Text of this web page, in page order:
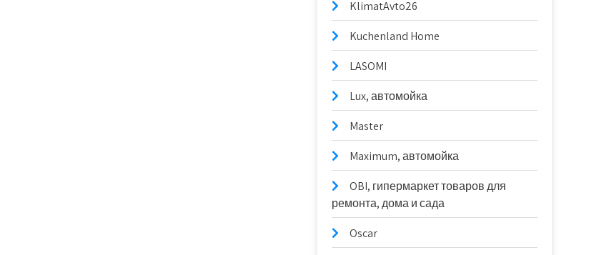
KlimatAvto26
Kuchenland Home
LASOMI
Lux, автомойка
Master
Maximum, автомойка
OBI, гипермаркет товаров для
ремонта, дома и сада
Oscar